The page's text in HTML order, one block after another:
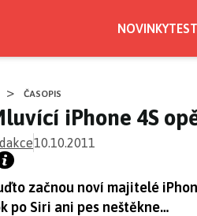
NOVINKY
> ČASOPIS
iPhone 4S
10.10.2011
začnou noví majitelé
po Siri ani pes neštěkne…